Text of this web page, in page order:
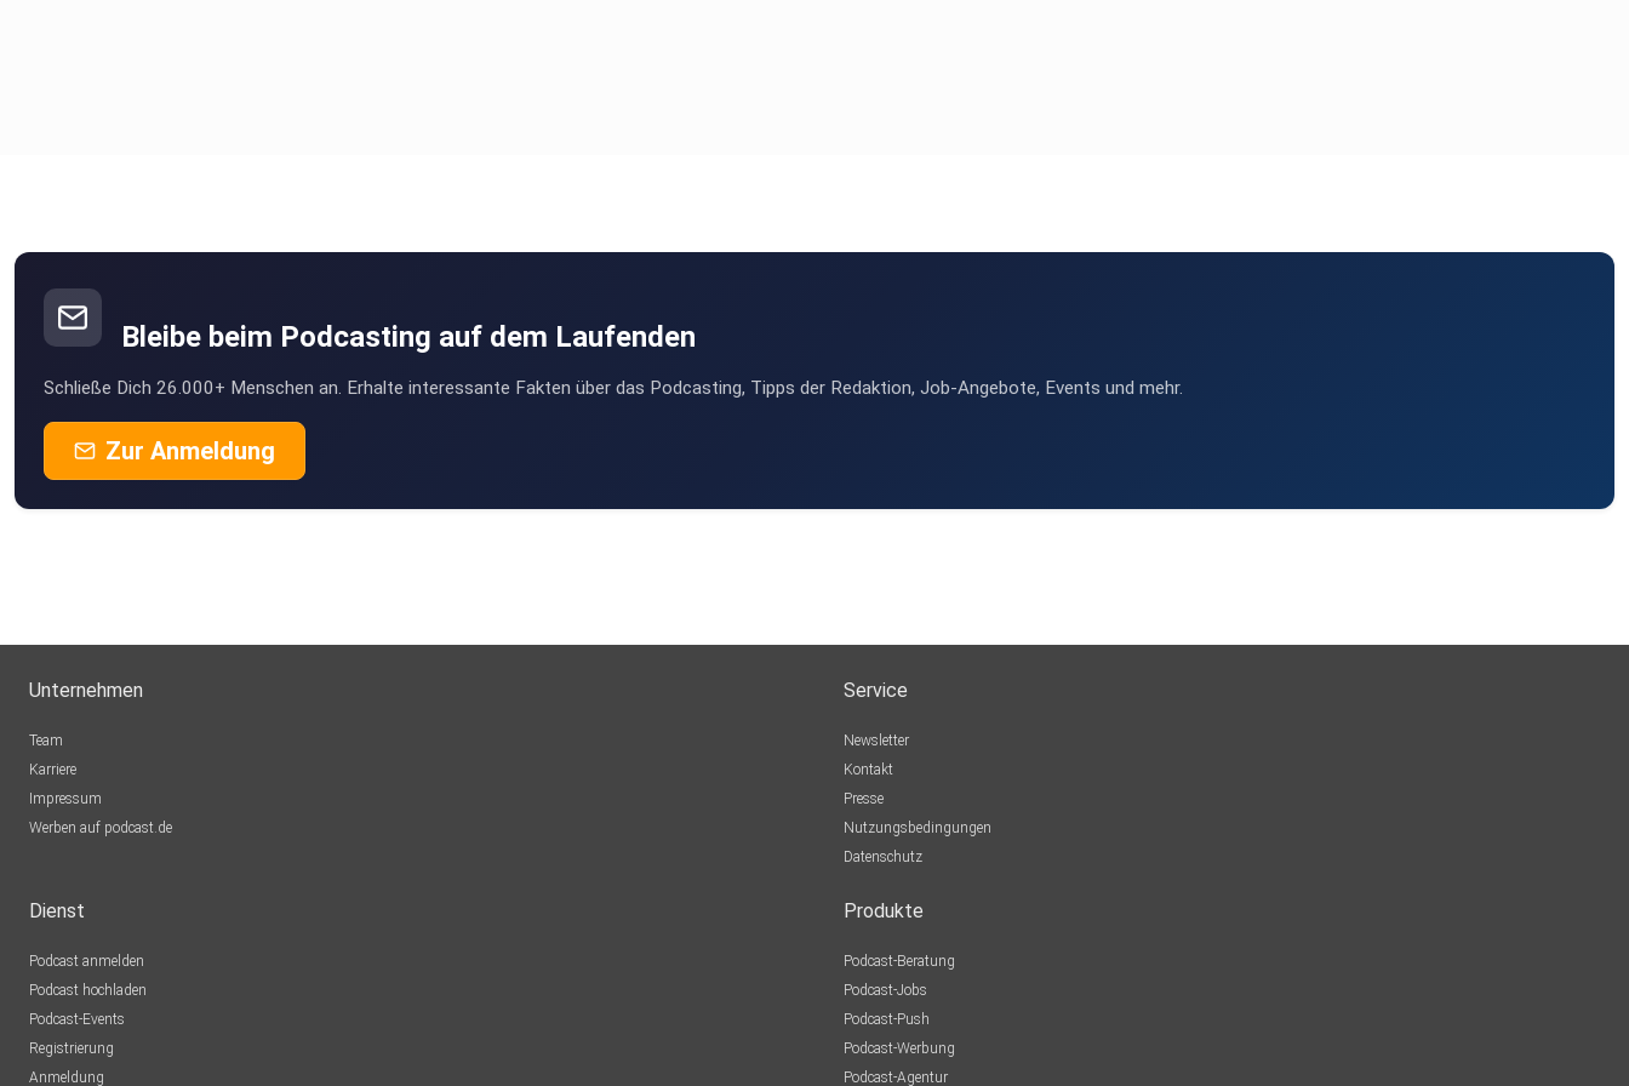
Bleibe beim Podcasting auf dem Laufenden
Schließe Dich 26.000+ Menschen an. Erhalte interessante Fakten über das Podcasting, Tipps der Redaktion, Job-Angebote, Events und mehr.
Zur Anmeldung
Unternehmen
Team
Karriere
Impressum
Werben auf podcast.de
Service
Newsletter
Kontakt
Presse
Nutzungsbedingungen
Datenschutz
Dienst
Podcast anmelden
Podcast hochladen
Podcast-Events
Registrierung
Anmeldung
Produkte
Podcast-Beratung
Podcast-Jobs
Podcast-Push
Podcast-Werbung
Podcast-Agentur